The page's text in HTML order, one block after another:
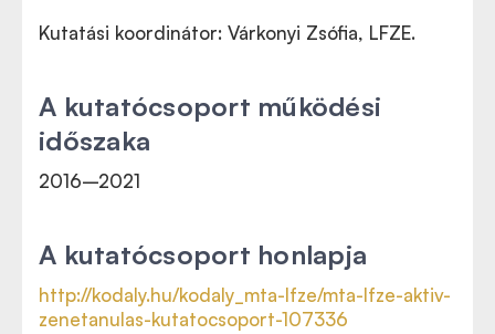
Kutatási koordinátor: Várkonyi Zsófia, LFZE.
A kutatócsoport működési
időszaka
2016–2021
A kutatócsoport honlapja
http://kodaly.hu/kodaly_mta-lfze/mta-lfze-aktiv-
zenetanulas-kutatocsoport-107336